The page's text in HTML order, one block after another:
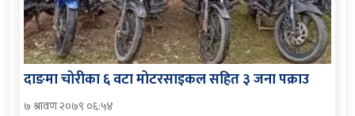
दाङमा चोरीका ६ वटा मोटरसाइकल सहित ३ जना पक्राउ
७ श्रावण २०७९ ०६:५४